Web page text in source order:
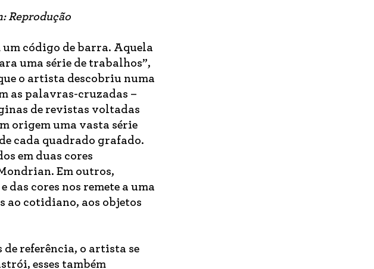
Reprodução
um código de barra. Aquela
uma série de trabalhos”,
o artista descobriu numa
as palavras-cruzadas –
de revistas voltadas
origem uma vasta série
cada quadrado grafado.
em duas cores
Em outros,
das cores nos remete a uma
ao cotidiano, aos objetos
de referência, o artista se
esses também